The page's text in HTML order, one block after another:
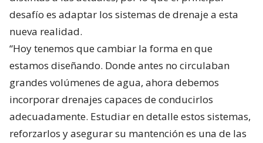
desafío es adaptar los sistemas de drenaje a esta
nueva realidad.
“Hoy tenemos que cambiar la forma en que
estamos diseñando. Donde antes no circulaban
grandes volúmenes de agua, ahora debemos
incorporar drenajes capaces de conducirlos
adecuadamente. Estudiar en detalle estos sistemas,
reforzarlos y asegurar su mantención es una de las